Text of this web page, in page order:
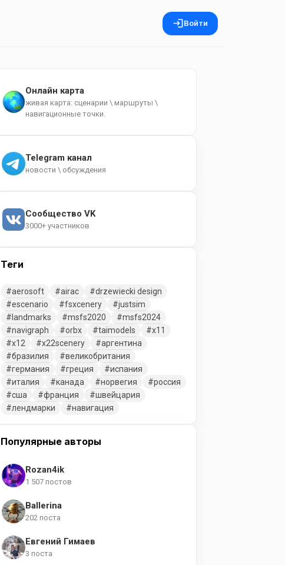
Войти
Онлайн карта
живая карта: сценарии \ маршруты \
навигационные точки.
Telegram канал
новости \ обсуждения
Сообщество VK
3000+ участников
Теги
aerosoft airac
drzewiecki design
escenario
fsxcenery
justsim
landmarks
msfs2020
msfs2024
navigraph
orbx taimodels
x11
x12
x22scenery
аргентина
бразилия
великобритания
германия
греция
испания
италия
канада норвегия
россия
сша
франция
швейцария
лендмарки
навигация
Популярные авторы
Rozan4ik
1 507 постов
Ballerina
202 поста
Евгений Гимаев
3 поста